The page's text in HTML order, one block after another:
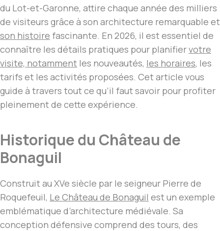
du Lot-et-Garonne, attire chaque année des milliers
de visiteurs grâce à son architecture remarquable et
son histoire fascinante. En 2026, il est essentiel de
connaître les détails pratiques pour planifiervotre
visite, notamment les nouveautés, les horaires, les
tarifs et les activités proposées. Cet article vous
guide à travers tout ce qu’il faut savoir pour profiter
pleinement de cette expérience.
Historique du Château de
Bonaguil
Construit au XVe siècle par le seigneur Pierre de
Roquefeuil, Le Château de Bonaguil est un exemple
emblématique d’architecture médiévale. Sa
conception défensive comprend des tours, des